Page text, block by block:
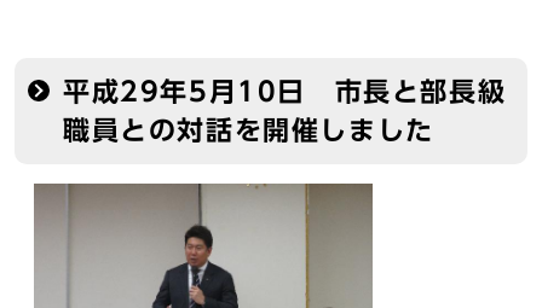
平成29年5月10日 市長と部長級
職員との対話を開催しました